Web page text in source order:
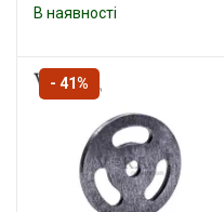
В наявності
- 41%